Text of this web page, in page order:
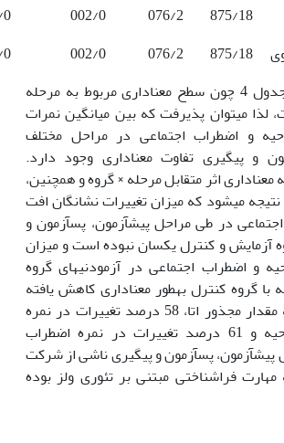
875/18
076/2
002/0
875/18
076/2
002/0
با توجه به نتایج جدول 4 چون سطح معنا‏داری مربوط به مرحله
05/0 است، لذا می‏توان پذیرفت که بین میانگین نمرات
و اضطراب اجتماعی در مراحل مختلف
و پیگیری تفاوت معنا‏داری وجود دارد.
معنا‏داری اثر متقابل مرحله × گروه و همچنین،
نتیجه می‏شود که میزان تغییرات نشانگان افت
در طی مراحل پیش‏آزمون، پس‏آزمون و
آزمایش و کنترل یکسان نبوده است و میزان
و اضطراب اجتماعی در آزمودنی‏های گروه
با گروه کنترل به‏طور معنا‏داری کاهش یافته
است و با توجه به مقدار مجذور اتا، 58 درصد تغییرات در نمره
نشانگان افت روحیه و 61 درصد تغییرات در نمره اضطراب
پیش‏آزمون، پس‏آزمون و پیگیری ناشی از شرکت
فراشناختی مبتنی بر تئوری ولز بوده